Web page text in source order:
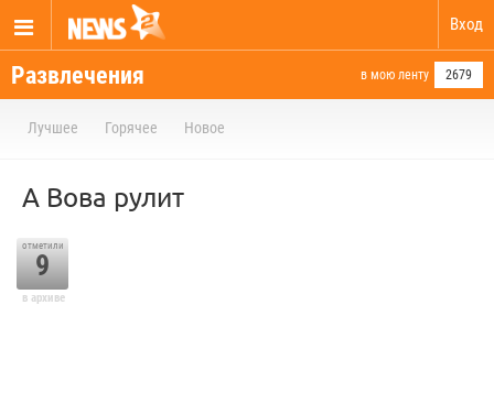
Вход
Развлечения в мою ленту 2679
Лучшее Горячее Новое
А Вова рулит
отметили
9
в архиве